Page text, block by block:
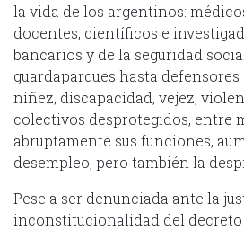
la vida de los argentinos:
docentes, científicos e
bancarios y de la seguridad
guardaparques hasta
niñez, discapacidad, vejez,
colectivos desprotegidos, entre
abruptamente sus funciones,
desempleo, pero también la
Pese a ser denunciada ante la
inconstitucionalidad del decreto